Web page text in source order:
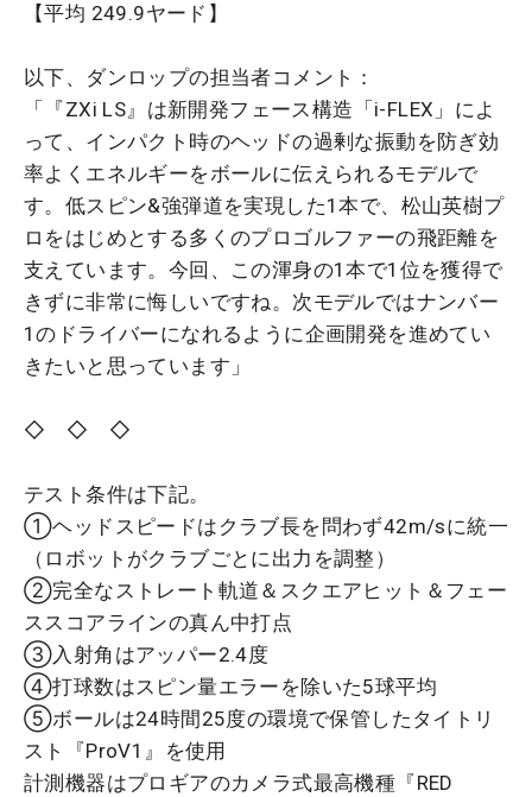
【平均 249.9ヤード】
以下、ダンロップの担当者コメント：
「『ZXi LS』は新開発フェース構造「i-FLEX」によ
って、インパクト時のヘッドの過剰な振動を防ぎ効
率よくエネルギーをボールに伝えられるモデルで
す。低スピン&強弾道を実現した1本で、松山英樹プ
ロをはじめとする多くのプロゴルファーの飛距離を
支えています。今回、この渾身の1本で1位を獲得で
きずに非常に悔しいですね。次モデルではナンバー
1のドライバーになれるように企画開発を進めてい
きたいと思っています」
◇ ◇ ◇
テスト条件は下記。
①ヘッドスピードはクラブ長を問わず42m/sに統一
（ロボットがクラブごとに出力を調整）
②完全なストレート軌道＆スクエアヒット＆フェー
ススコアラインの真ん中打点
③入射角はアッパー2.4度
④打球数はスピン量エラーを除いた5球平均
⑤ボールは24時間25度の環境で保管したタイトリ
スト『ProV1』を使用
計測機器はプロギアのカメラ式最高機種『RED